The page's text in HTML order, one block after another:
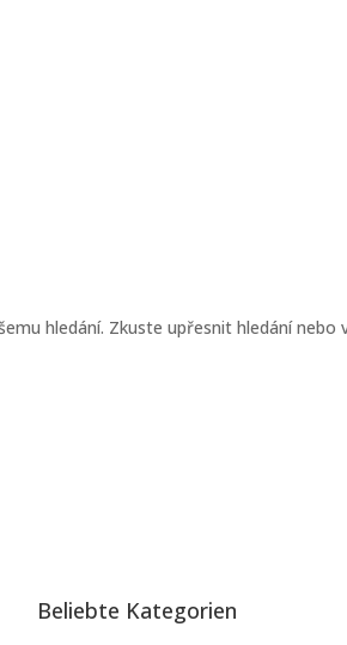
hledání. Zkuste upřesnit hledání nebo
Beliebte Kategorien